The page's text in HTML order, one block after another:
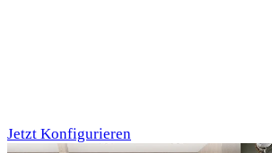
Jetzt Konfigurieren